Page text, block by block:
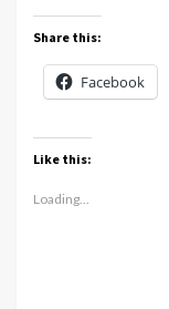
Share this:
Facebook
Like this:
Loading...